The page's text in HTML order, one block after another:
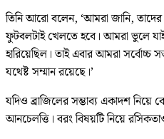
তিনি আরো বলেন, ‘আমরা জানি,
ফুটবলটাই খেলতে হবে। আমরা ভুলে
হারিয়েছিল। তাই এবার আমরা সর্বোচ্চ
যথেষ্ট সম্মান রয়েছে।’
যদিও ব্রাজিলের সম্ভাব্য একাদশ নিয়ে
আনচেলত্তি। বরং বিষয়টি নিয়ে